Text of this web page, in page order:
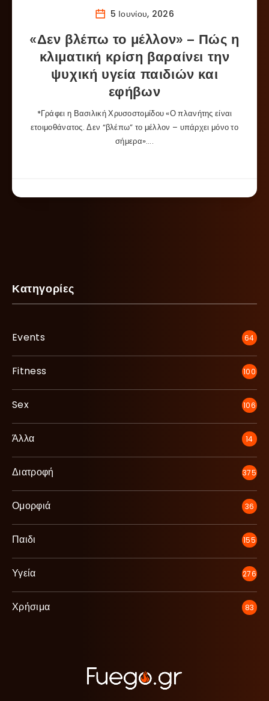
5 Ιουνίου, 2026
«Δεν βλέπω το μέλλον» – Πώς η
κλιματική κρίση βαραίνει την
ψυχική υγεία παιδιών και
εφήβων
*Γράφει η Βασιλική Χρυσοστομίδου «Ο πλανήτης είναι
ετοιμοθάνατος. Δεν “βλέπω” το μέλλον – υπάρχει μόνο το
σήμερα»….
Κατηγορίες
Events 64
Fitness 100
Sex 106
Άλλα 14
Διατροφή 375
Ομορφιά 36
Παιδι 155
Υγεία 276
Χρήσιμα 83